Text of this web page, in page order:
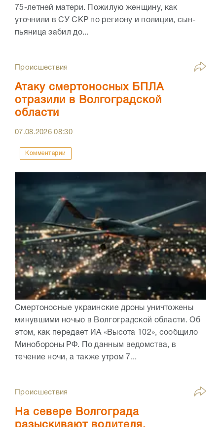
75-летней матери. Пожилую женщину, как
уточнили в СУ СКР по региону и полиции, сын-
пьяница забил до...
Происшествия
Атаку смертоносных БПЛА
отразили в Волгоградской
области
07.08.202608:30
Комментарии
Смертоносные украинские дроны уничтожены
минувшими ночью в Волгоградской области. Об
этом, как передает ИА «Высота 102», сообщило
Минобороны РФ. По данным ведомства, в
течение ночи, а также утром 7...
Происшествия
На севере Волгограда